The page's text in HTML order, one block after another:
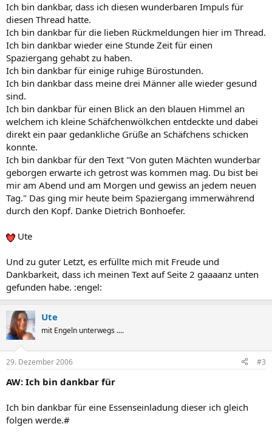
Ich bin dankbar, dass ich diesen wunderbaren Impuls für
diesen Thread hatte.
Ich bin dankbar für die lieben Rückmeldungen hier im Thread.
Ich bin dankbar wieder eine Stunde Zeit für einen
Spaziergang gehabt zu haben.
Ich bin dankbar für einige ruhige Bürostunden.
Ich bin dankbar dass meine drei Männer alle wieder gesund
sind.
Ich bin dankbar für einen Blick an den blauen Himmel an
welchem ich kleine Schäfchenwölkchen entdeckte und dabei
direkt ein paar gedankliche Grüße an Schäfchens schicken
konnte.
Ich bin dankbar für den Text "Von guten Mächten wunderbar
geborgen erwarte ich getrost was kommen mag. Du bist bei
mir am Abend und am Morgen und gewiss an jedem neuen
Tag." Das ging mir heute beim Spaziergang immerwährend
durch den Kopf. Danke Dietrich Bonhoefer.
Ute
Und zu guter Letzt, es erfüllte mich mit Freude und
Dankbarkeit, dass ich meinen Text auf Seite 2 gaaaanz unten
gefunden habe. :engel:
Ute
mit Engeln unterwegs ....
29. Dezember 2006 #3
AW: Ich bin dankbar für
Ich bin dankbar für eine Essenseinladung dieser ich gleich
folgen werde.#